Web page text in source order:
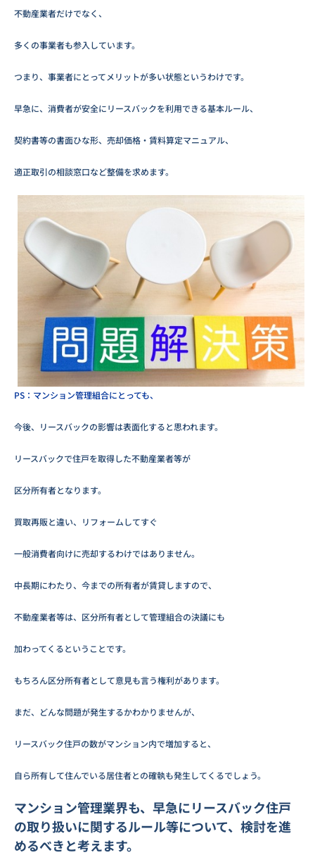
不動産業者だけでなく、
多くの事業者も参入しています。
つまり、事業者にとってメリットが多い状態というわけです。
早急に、消費者が安全にリースバックを利用できる基本ルール、
契約書等の書面ひな形、売却価格・賃料算定マニュアル、
適正取引の相談窓口など整備を求めます。
PS：マンション管理組合にとっても、
今後、リースバックの影響は表面化すると思われます。
リースバックで住戸を取得した不動産業者等が
区分所有者となります。
買取再販と違い、リフォームしてすぐ
一般消費者向けに売却するわけではありません。
中長期にわたり、今までの所有者が賃貸しますので、
不動産業者等は、区分所有者として管理組合の決議にも
加わってくるということです。
もちろん区分所有者として意見も言う権利があります。
まだ、どんな問題が発生するかわかりませんが、
リースバック住戸の数がマンション内で増加すると、
自ら所有して住んでいる居住者との確執も発生してくるでしょう。
マンション管理業界も、早急にリースバック住戸
の取り扱いに関するルール等について、検討を進
めるべきと考えます。